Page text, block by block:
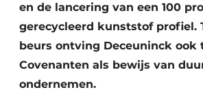
en de lancering van een 100
gerecycleerd kunststof profiel.
beurs ontving Deceuninck ook
Covenanten als bewijs van
ondernemen.